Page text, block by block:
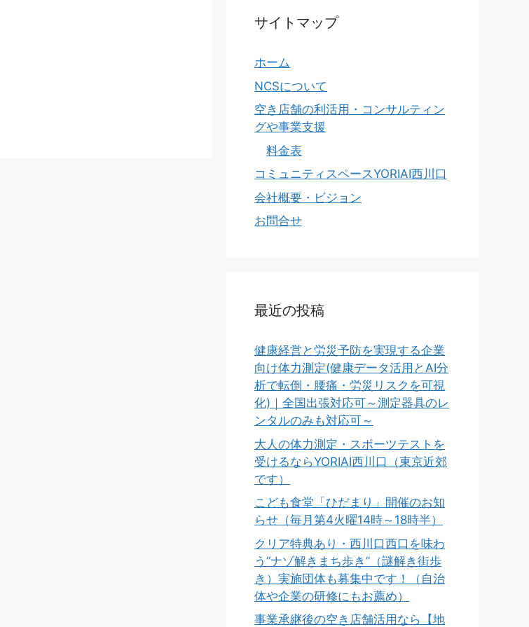
サイトマップ
ホーム
NCSについて
空き店舗の利活用・コンサルティン
グや事業支援
料金表
コミュニティスペースYORIAI西川口
会社概要・ビジョン
お問合せ
最近の投稿
健康経営と労災予防を実現する企業
向け体力測定(健康データ活用とAI分
析で転倒・腰痛・労災リスクを可視
化)｜全国出張対応可～測定器具のレ
ンタルのみも対応可～
大人の体力測定・スポーツテストを
受けるならYORIAI西川口（東京近郊
です）
こども食堂「ひだまり」開催のお知
らせ（毎月第4火曜14時～18時半）
クリア特典あり・西川口西口を味わ
う”ナゾ解きまち歩き”（謎解き街歩
き）実施団体も募集中です！（自治
体や企業の研修にもお薦め）
事業承継後の空き店舗活用なら【地